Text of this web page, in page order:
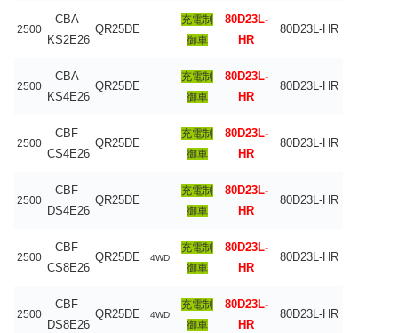
2500
CBA-
KS2E26
QR25DE
充電制
御車
80D23L-
HR
80D23L-HR
2500
CBA-
KS4E26
QR25DE
充電制
御車
80D23L-
HR
80D23L-HR
2500
CBF-
CS4E26
QR25DE
充電制
御車
80D23L-
HR
80D23L-HR
2500
CBF-
DS4E26
QR25DE
充電制
御車
80D23L-
HR
80D23L-HR
2500
CBF-
CS8E26
QR25DE 4WD
充電制
御車
80D23L-
HR
80D23L-HR
2500
CBF-
DS8E26
QR25DE 4WD
充電制
御車
80D23L-
HR
80D23L-HR